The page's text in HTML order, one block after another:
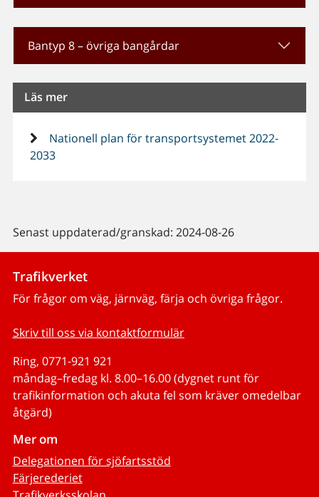
Bantyp 8 – övriga bangårdar
Läs mer
Nationell plan för transportsystemet 2022-
2033
Senast uppdaterad/granskad: 2024-08-26
Trafikverket
För frågor om väg, järnväg, färja och övriga frågor.
Skriv till oss via kontaktformulär
Ring, 0771-921 921
måndag–fredag kl. 8.00–16.00 (dygnet runt för
trafikinformation och akuta fel som kräver omedelbar
åtgärd)
Mer om
Delegationen för sjöfartsstöd
Färjerederiet